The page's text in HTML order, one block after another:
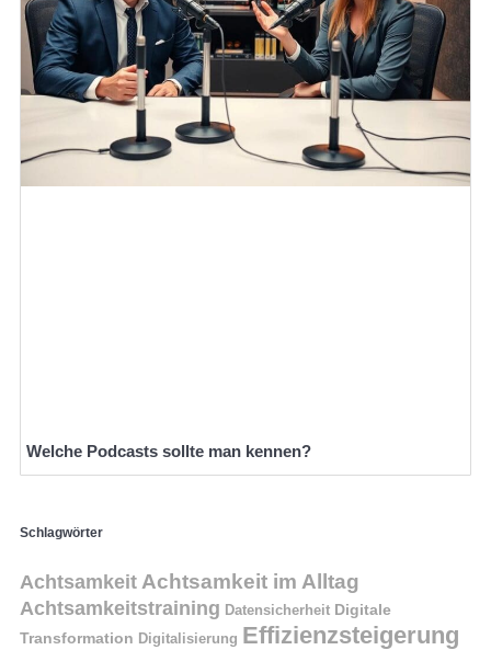
Welche Podcasts sollte man kennen?
Schlagwörter
Achtsamkeit Achtsamkeit im Alltag
Achtsamkeitstraining Datensicherheit Digitale
Transformation Digitalisierung Effizienzsteigerung